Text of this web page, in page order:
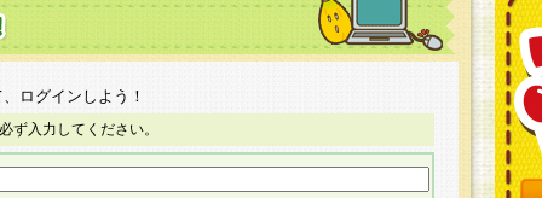
ログインしよう！
ず入力してください。